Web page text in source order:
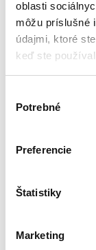
oblasti
môžu príslušné
údajmi, ktoré
keď ste
súhlasu
Potrebné
Preferencie
Štatistiky
Marketing